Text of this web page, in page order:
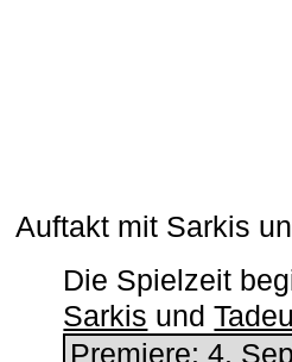
Auftakt mit Sarkis
Die Spielzeit
Sarkis und
Premiere: 4.